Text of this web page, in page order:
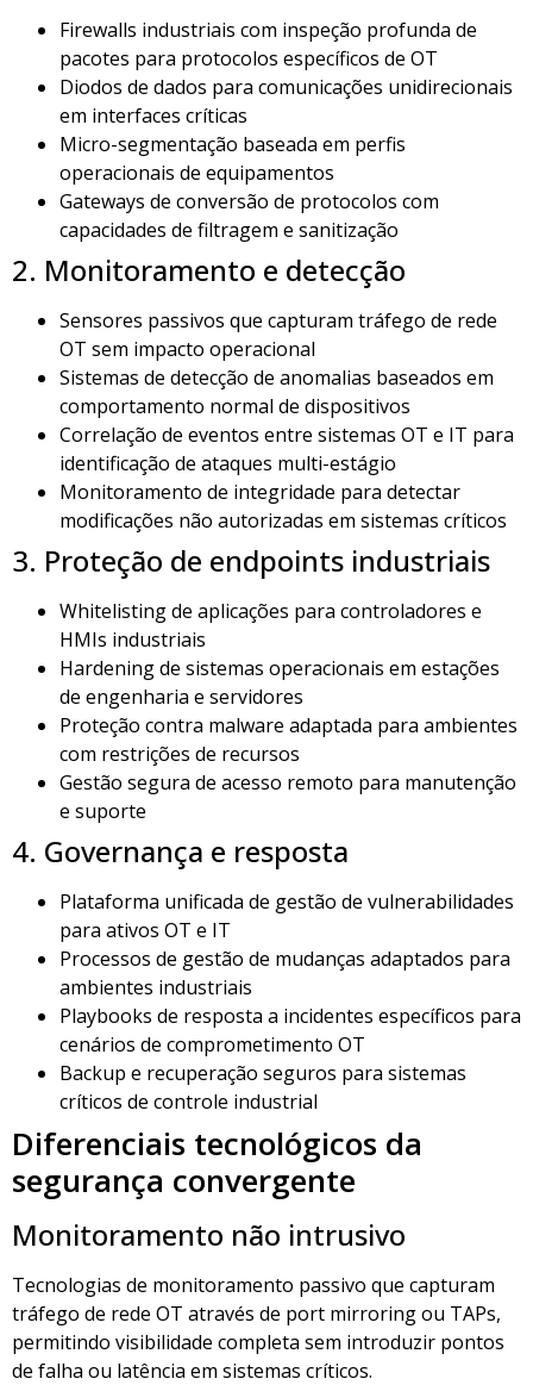
Firewalls industriais com inspeção profunda de
pacotes para protocolos específicos de OT
Diodos de dados para comunicações unidirecionais
em interfaces críticas
Micro-segmentação baseada em perfis
operacionais de equipamentos
Gateways de conversão de protocolos com
capacidades de filtragem e sanitização
2. Monitoramento e detecção
Sensores passivos que capturam tráfego de rede
OT sem impacto operacional
Sistemas de detecção de anomalias baseados em
comportamento normal de dispositivos
Correlação de eventos entre sistemas OT e IT para
identificação de ataques multi-estágio
Monitoramento de integridade para detectar
modificações não autorizadas em sistemas críticos
3. Proteção de endpoints industriais
Whitelisting de aplicações para controladores e
HMIs industriais
Hardening de sistemas operacionais em estações
de engenharia e servidores
Proteção contra malware adaptada para ambientes
com restrições de recursos
Gestão segura de acesso remoto para manutenção
e suporte
4. Governança e resposta
Plataforma unificada de gestão de vulnerabilidades
para ativos OT e IT
Processos de gestão de mudanças adaptados para
ambientes industriais
Playbooks de resposta a incidentes específicos para
cenários de comprometimento OT
Backup e recuperação seguros para sistemas
críticos de controle industrial
Diferenciais tecnológicos da
segurança convergente
Monitoramento não intrusivo
Tecnologias de monitoramento passivo que capturam
tráfego de rede OT através de port mirroring ou TAPs,
permitindo visibilidade completa sem introduzir pontos
de falha ou latência em sistemas críticos.